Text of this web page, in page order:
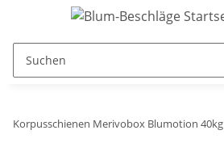
Korpusschienen Merivobox Blumotion 40kg